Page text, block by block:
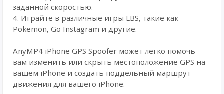
заданной скоростью.
4. Играйте в различные игры LBS, такие как
Pokemon, Go Instagram и другие.
AnyMP4 iPhone GPS Spoofer может легко помочь
вам изменить или скрыть местоположение GPS на
вашем iPhone и создать поддельный маршрут
движения для вашего iPhone.